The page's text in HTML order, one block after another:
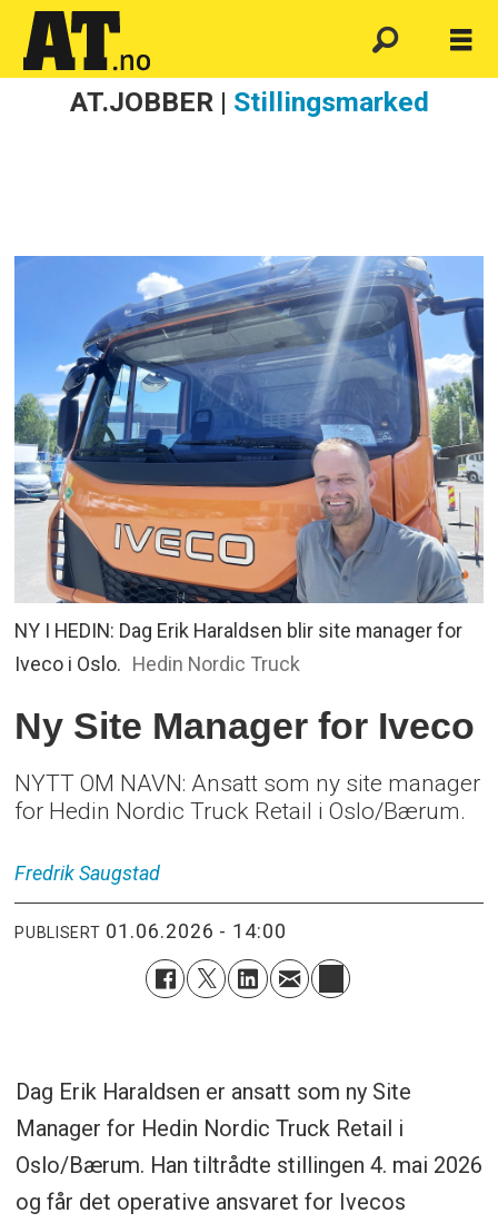
AT.JOBBER | Stillingsmarked
NY I HEDIN: Dag Erik Haraldsen blir site manager for
Iveco i Oslo. Hedin Nordic Truck
Ny Site Manager for Iveco
NYTT OM NAVN: Ansatt som ny site manager
for Hedin Nordic Truck Retail i Oslo/Bærum.
Fredrik Saugstad
PUBLISERT 01.06.2026 - 14:00
Dag Erik Haraldsen er ansatt som ny Site
Manager for Hedin Nordic Truck Retail i
Oslo/Bærum. Han tiltrådte stillingen 4. mai 2026
og får det operative ansvaret for Ivecos